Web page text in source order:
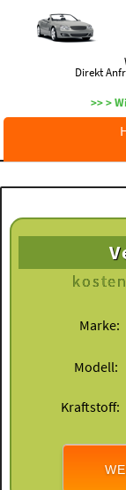
Direkt
>> >
Marke:
Modell:
Kraftstoff: